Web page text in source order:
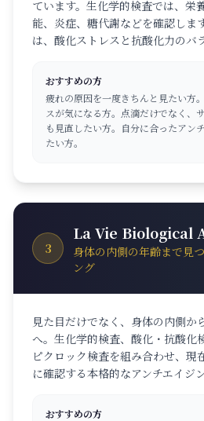
ています。生化学的検査では、栄
能、炎症、糖代謝などを確認しま
は、酸化ストレスと抗酸化力のバ
おすすめの方
疲れの原因を一度きちんと見たい方
スが気になる方。点滴だけでなく、
も見直したい方。自分に合ったアン
たい方。
3
La Vie Biological
身体の内側の年齢まで見
ング
見た目だけでなく、身体の内側か
へ。生化学的検査、酸化・抗酸化
ピクロック検査を組み合わせ、現
に確認する本格的なアンチエイジ
おすすめの方